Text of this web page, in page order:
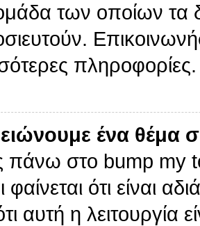
των οποίων τα
πληροφορίες.
ένα θέμα
πάνω στο bump my
φαίνεται ότι είναι
αυτή η λειτουργία